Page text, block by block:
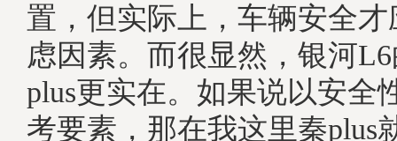
置，但实际上，车辆安全
虑因素。而很显然，银河
plus更实在。如果说以安全
考要素，那在我这里秦plus